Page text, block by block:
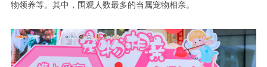
物领养等。 其中 ， 围观人数最多的当属宠物相亲。